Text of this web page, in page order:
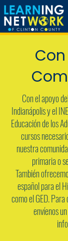
Con el apoyo
Indianápolis y el
Educación de los
cursos
nuestra
primaria o
También
español para el
como el GED.
envíenos